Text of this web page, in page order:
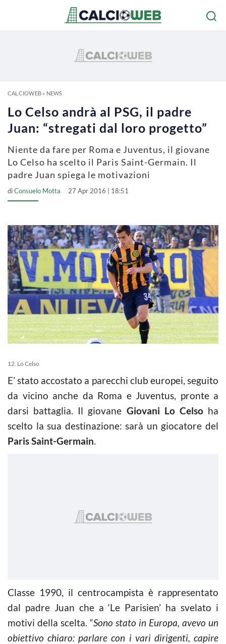
CALCIOWEB» NEWS
Lo Celso andrà al PSG, il padre
Juan: “stregati dal loro progetto”
Niente da fare per Roma e Juventus, il giovane
Lo Celso ha scelto il Paris Saint-Germain. Il
padre Juan spiega le motivazioni
diConsuelo Motta 27 Apr 2016 | 18:51
12. Lo Celso
E’ stato accostato a parecchi club europei, seguito
da vicino anche da Roma e Juventus, pronte a
darsi battaglia. Il giovane Giovani Lo Celsoha
scelto la sua destinazione: sarà un giocatore del
Paris Saint-Germain.
Classe 1990, il centrocampista è rappresentato
dal padre Juan che a ‘Le Parisien’ ha svelato i
motivi della scelta. “Sono stato in Europa, avevo un
obiettivo chiaro: parlare con i vari dirigenti, capire